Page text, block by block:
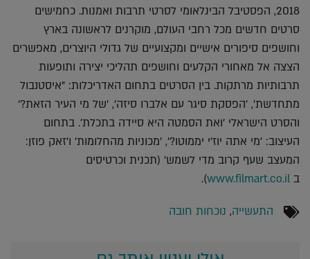
2018, הפסטיבל הבינלאומי לסרטי תרבות ואמנות. כחמישים
סרטים חדשים מכל רחבי העולם, מוקרנים לראשונה בארץ
וחושפים סיפורים אישיים ומקצועיים של גדולי היוצרים, מאפשרים
הצצה אל מאחורי הקלעים וחושפים תהליכי יצירה ותופעות
תרבותיות מרתקות. בין הסרטים בתחום האדריכלות: "איסטנבול
מתחדשת', 'הפסקת סיגר עם אלברו סיזה', 'של מי העיר הזאת?'
והסרט הישראלי 'ואת הסמטה היא סיידה בתכלת'. בתחום
העיצוב: 'מי אתה יוז'י יממוטו?', 'מכוניות מהחלומות' ו'זאק פוזן:
המעצב שעף קרוב מדי לשמש' (תכנית וכרטיסים
ב www.filmart.co.il
).
התעשייה, נוכחות חובה